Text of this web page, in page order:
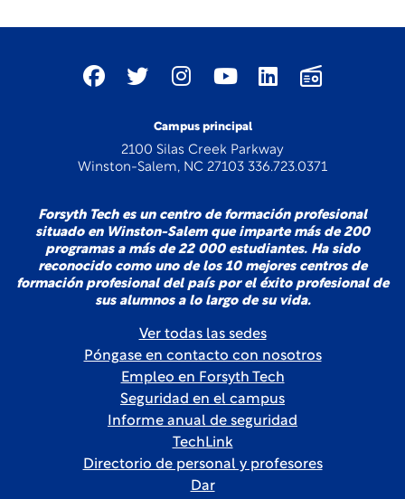
Campus principal
2100 Silas Creek Parkway
Winston-Salem, NC 27103 336.723.0371
Forsyth Tech es un centro de formación profesional
situado en Winston-Salem que imparte más de 200
programas a más de 22 000 estudiantes. Ha sido
reconocido como uno de los 10 mejores centros de
formación profesional del país por el éxito profesional de
sus alumnos a lo largo de su vida.
Ver todas las sedes
Póngase en contacto con nosotros
Empleo en Forsyth Tech
Seguridad en el campus
Informe anual de seguridad
TechLink
Directorio de personal y profesores
Dar